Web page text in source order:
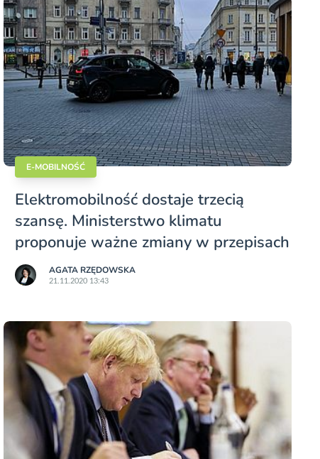
E-MOBILNOŚĆ
Elektromobilność dostaje trzecią
szansę. Ministerstwo klimatu
proponuje ważne zmiany w przepisach
AGATA RZĘDOWSKA
21.11.2020 13:43